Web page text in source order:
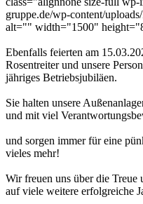
gruppe.de/wp-content/
alt="" width="1500"
Ebenfalls feierten am
Rosentreiter und unsere
jähriges Betriebsjubiläen.
Sie halten unsere
und mit viel
und sorgen immer für eine
vieles mehr!
Wir freuen uns über die Treue
auf viele weitere erfolgreiche